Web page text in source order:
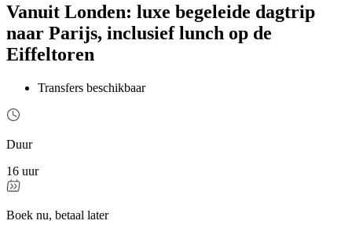
Vanuit Londen: luxe begeleide dagtrip
naar Parijs, inclusief lunch op de
Eiffeltoren
Transfers beschikbaar
Duur
16 uur
Boek nu, betaal later